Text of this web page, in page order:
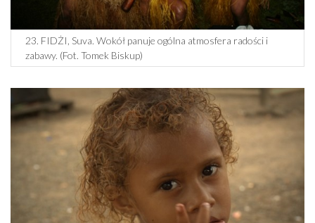
23. FIDŻI, Suva. Wokół panuje ogólna atmosfera radości i
zabawy. (Fot. Tomek Biskup)